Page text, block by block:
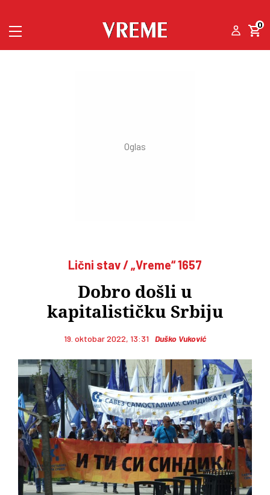
0
Lični stav / „Vreme“ 1657
Dobro došli u
kapitalističku Srbiju
19. oktobar 2022, 13:31 Duško Vuković